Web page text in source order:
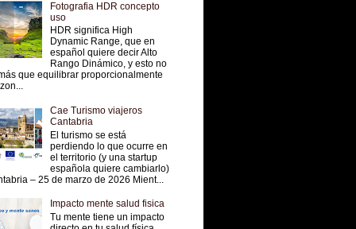
Fotografia HDR concepto
uso
HDR significa High
Dynamic Range, que en
español quiere decir Alto
Rango Dinámico, y esto no
que equilibrar proporcionalmente
Cae Turismo viajeros
Cantabria
El turismo se está
perdiendo lo que ocurre en
el territorio (y una startup
española quiere cambiarlo)
– 25 de marzo de 2026 Mient...
Impacto mente salud fisica
Tu mente tiene un impacto